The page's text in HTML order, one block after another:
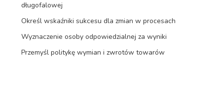
długofalowej
Określ wskaźniki sukcesu dla zmian w procesach
Wyznaczenie osoby odpowiedzialnej za wyniki
Przemyśl politykę wymian i zwrotów towarów